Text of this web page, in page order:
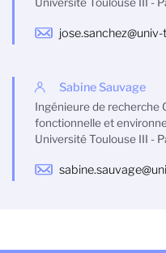
Sabine Sauvage
Ingénieure de recherche
fonctionnelle et
Université Toulouse III -